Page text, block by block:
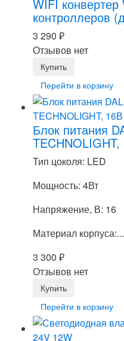
WIFI
контроллеров
3 290 ₽
Отзывов нет
Перейти в корзину
Блок питания
Тип цоколя: LED
Мощность: 4Вт
Напряжение, В: 16
Материал корпуса:...
3 300 ₽
Отзывов нет
Перейти в корзину